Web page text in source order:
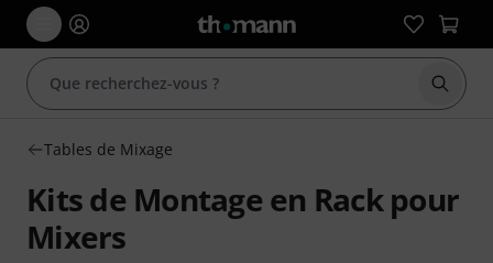
Tables de Mixage
Kits de Montage en Rack pour
Mixers